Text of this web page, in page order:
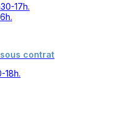
17h.
contrat
18h.